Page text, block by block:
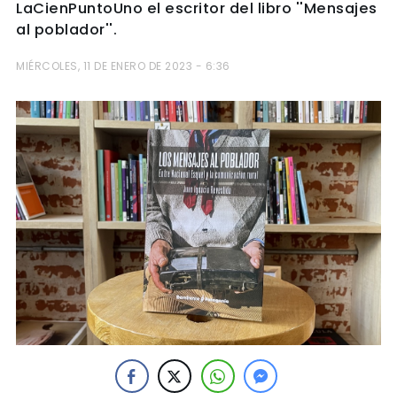
LaCienPuntoUno el escritor del libro ''Mensajes
al poblador''.
MIÉRCOLES, 11 DE ENERO DE 2023 - 6:36